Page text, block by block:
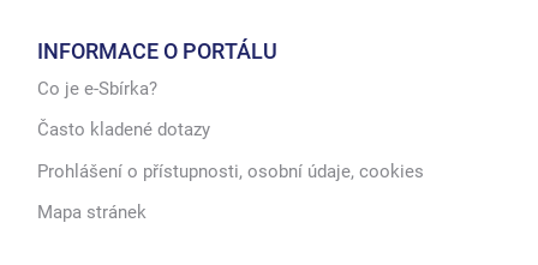
INFORMACE O PORTÁLU
Co je e-Sbírka?
Často kladené dotazy
Prohlášení o přístupnosti, osobní údaje, cookies
Mapa stránek